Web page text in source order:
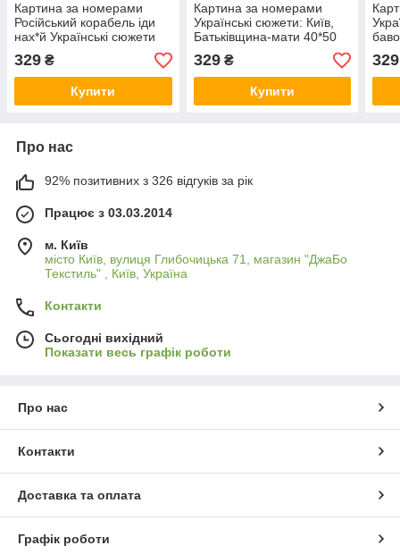
Картина за номерами
Російський корабель іди
нах*й Українські сюжети
40*50 см Орігамі LW 3126
329 ₴
Купити
Картина за номерами
Українські сюжети: Київ,
Батьківщина-мати 40*50
см Орігамі LW 3124
329₴
Купити
LW
329
Про нас
92% позитивних з 326 відгуків за рік
Працює з 03.03.2014
м. Київ
місто Київ, вулиця Глибочицька 71, магазин "ДжаБо
Текстиль" , Київ, Україна
Контакти
Сьогодні вихідний
Показати весь графік роботи
Про нас
Контакти
Доставка та оплата
Графік роботи